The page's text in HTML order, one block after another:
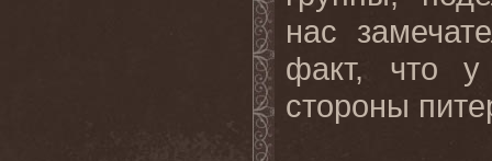
нас
факт, что у
стороны